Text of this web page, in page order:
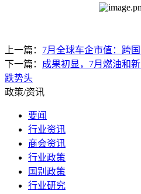
上一篇： 7月全球车企市值：跨
下一篇： 成果初显，7月燃油和
跌势头
政策/资讯
要闻
行业资讯
商会资讯
行业政策
国别政策
行业研究